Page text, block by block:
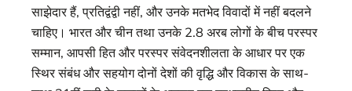
साझेदार हैं, प्रतिद्वंद्वी नहीं, और उनके मतभेद विवादों में नहीं बदलने
चाहिए। भारत और चीन तथा उनके 2.8 अरब लोगों के बीच परस्‍पर
सम्मान, आपसी हित और परस्‍पर संवेदनशीलता के आधार पर एक
स्थिर संबंध और सहयोग दोनों देशों की वृद्धि और विकास के साथ-